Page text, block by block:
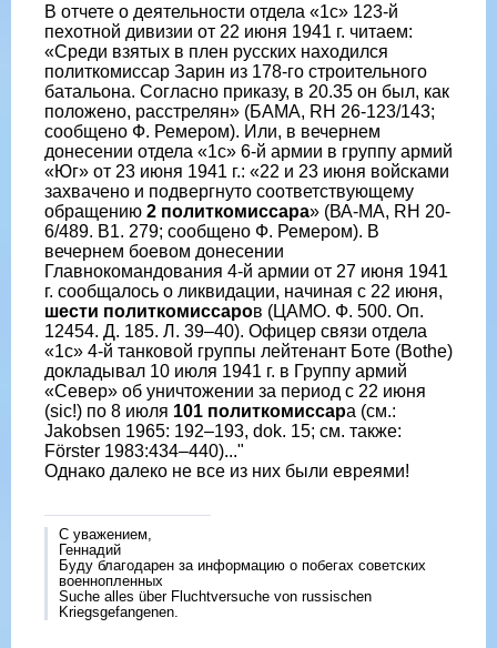
В отчете о деятельности отдела «1с» 123-й
пехотной дивизии от 22 июня 1941 г. читаем:
«Среди взятых в плен русских находился
политкомиссар Зарин из 178-го строительного
батальона. Согласно приказу, в 20.35 он был, как
положено, расстрелян» (БАМА, RH 26-123/143;
сообщено Ф. Ремером). Или, в вечернем
донесении отдела «1с» 6-й армии в группу армий
«Юг» от 23 июня 1941 г.: «22 и 23 июня войсками
захвачено и подвергнуто соответствующему
обращению 2 политкомиссара» (ВА-МА, RH 20-
6/489. В1. 279; сообщено Ф. Ремером). В
вечернем боевом донесении
Главнокомандования 4-й армии от 27 июня 1941
г. сообщалось о ликвидации, начиная с 22 июня,
шести политкомиссаров (ЦАМО. Ф. 500. Оп.
12454. Д. 185. Л. 39–40). Офицер связи отдела
«1с» 4-й танковой группы лейтенант Боте (Bothe)
докладывал 10 июля 1941 г. в Группу армий
«Север» об уничтожении за период с 22 июня
(sic!) по 8 июля 101 политкомиссара (см.:
Jakobsen 1965: 192–193, dok. 15; см. также:
Förster 1983:434–440)..."
Однако далеко не все из них были евреями!
С уважением,
Геннадий
Буду благодарен за информацию о побегах советских
военнопленных
Suche alles über Fluchtversuche von russischen
Kriegsgefangenen.